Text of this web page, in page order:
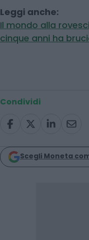
Leggi anche:
Il mondo alla
cinque anni ha
Condividi
Scegli Moneta